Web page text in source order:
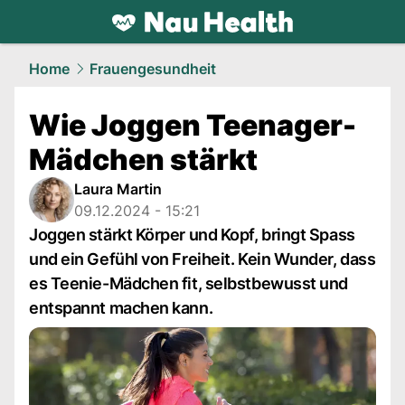
health.NAU.ch
Home Frauengesundheit
Wie Joggen Teenager-
Mädchen stärkt
Laura Martin
09.12.2024 - 15:21
Joggen stärkt Körper und Kopf, bringt Spass
und ein Gefühl von Freiheit. Kein Wunder, dass
es Teenie-Mädchen fit, selbstbewusst und
entspannt machen kann.